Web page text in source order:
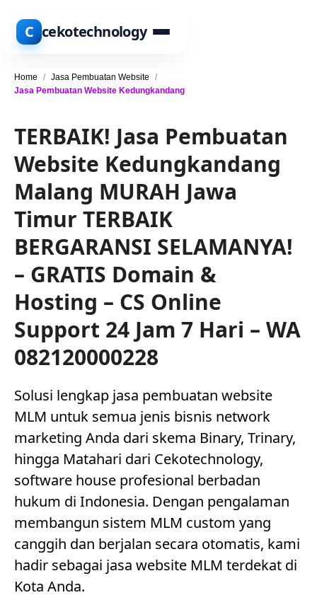
C cekotechnology
Home / Jasa Pembuatan Website
/
Jasa Pembuatan Website Kedungkandang
TERBAIK! Jasa Pembuatan
Website Kedungkandang
Malang MURAH Jawa
Timur TERBAIK
BERGARANSI SELAMANYA!
– GRATIS Domain &
Hosting – CS Online
Support 24 Jam 7 Hari – WA
082120000228
Solusi lengkap jasa pembuatan website
MLM untuk semua jenis bisnis network
marketing Anda dari skema Binary, Trinary,
hingga Matahari dari Cekotechnology,
software house profesional berbadan
hukum di Indonesia. Dengan pengalaman
membangun sistem MLM custom yang
canggih dan berjalan secara otomatis, kami
hadir sebagai jasa website MLM terdekat di
Kota Anda.